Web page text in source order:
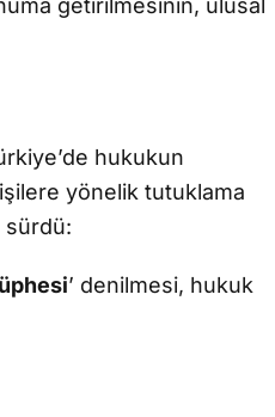
getirilmesinin, ulusal
hukukun
yönelik tutuklama
sürdü:
’ denilmesi, hukuk